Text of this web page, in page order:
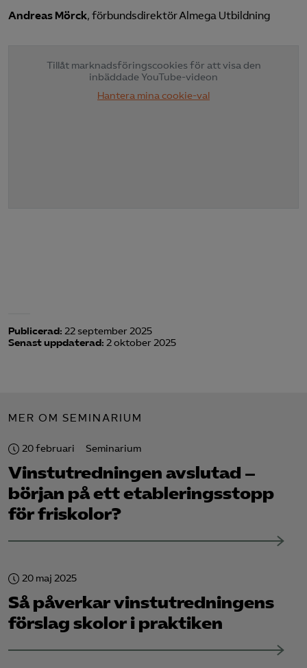
Andreas Mörck, förbundsdirektör Almega Utbildning
Tillåt marknadsföringscookies för att visa den
inbäddade YouTube-videon
Hantera mina cookie-val
Publicerad: 22 september 2025
Senast uppdaterad: 2 oktober 2025
MER OM SEMINARIUM
20 februari Seminarium
Vinstutredningen avslutad –
början på ett etableringsstopp
för friskolor?
20 maj 2025
Så påverkar vinstutredningens
förslag skolor i praktiken